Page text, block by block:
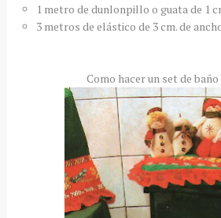
1 metro de dunlonpillo o guata de 1
3 metros de elástico de 3 cm. de
Como hacer un set de